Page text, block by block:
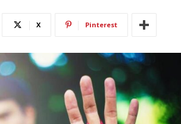
X Pinterest